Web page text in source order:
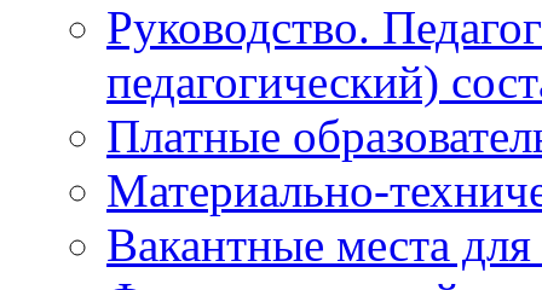
Руководство.
педагогический)
Платные
Материально-
Вакантные места